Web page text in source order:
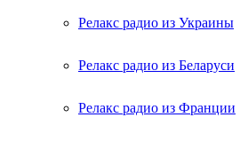
Релакс радио из Украины
Релакс радио из Беларуси
Релакс радио из Франции